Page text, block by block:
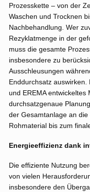
Prozesskette – von der
Waschen und Trocknen
Nachbehandlung. Wer
Rezyklatmenge in der
muss die gesamte
insbesondere zu
Ausschleusungen
Enddurchsatz
und EREMA entwickeltes
durchsatzgenaue
der Gesamtanlage an
Rohmaterial bis zum
Energieeffizienz dank
Die effiziente Nutzung
von vielen
insbesondere den